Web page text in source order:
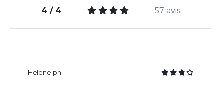
4 / 4 57 avis
Helene ph